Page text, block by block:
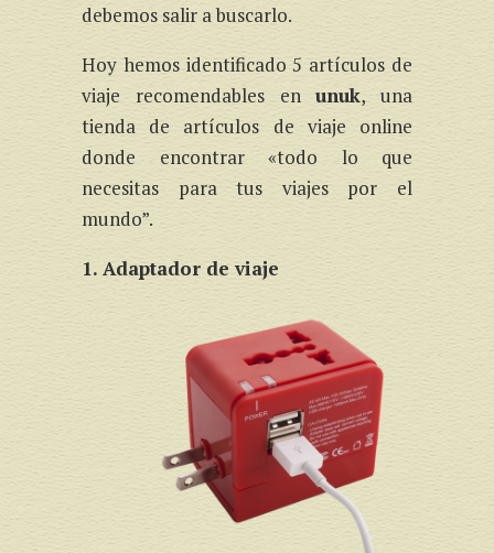
debemos salir a buscarlo.
Hoy hemos identificado 5 artículos de
viaje recomendables enunuk, una
tienda de artículos de viaje online
donde encontrar «todo lo que
necesitas para tus viajes por el
mundo”.
1. Adaptador de viaje